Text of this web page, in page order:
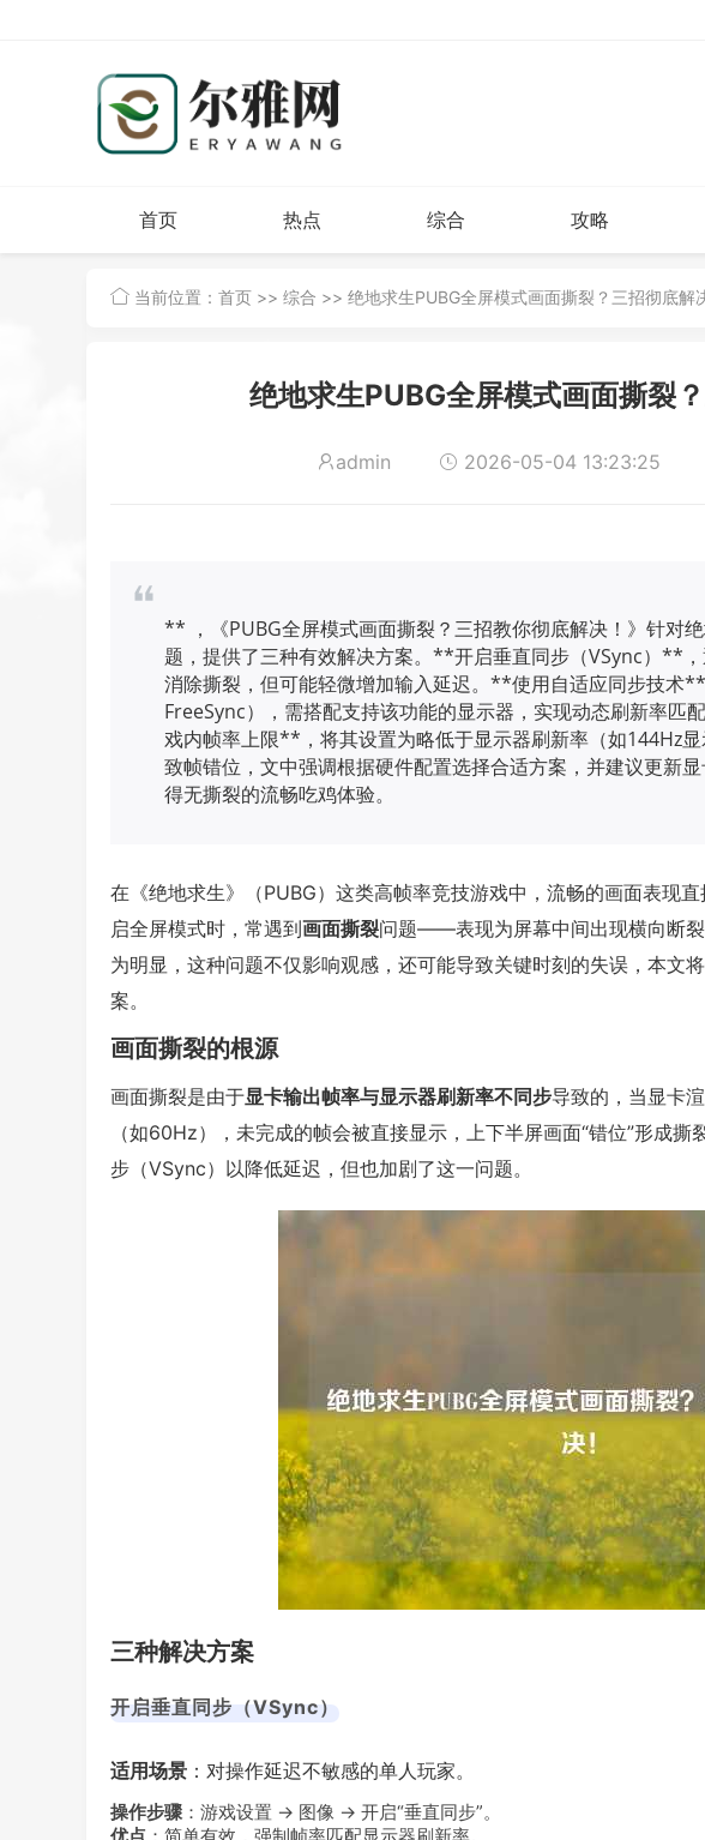
首页 热点 综合 攻略
当前位置： 首页 >> 综合 >> 绝地求生PUBG全屏模式画面撕裂？三招彻底解
绝地求生PUBG全屏模式画面撕裂
admin 2026-05-04 13:23:25
** ，《PUBG全屏模式画面撕裂？三招教你彻底解决！》针对
题，提供了三种有效解决方案。**开启垂直同步（VSync）**
消除撕裂，但可能轻微增加输入延迟。**使用自适应同步技术
FreeSync），需搭配支持该功能的显示器，实现动态刷新率匹
戏内帧率上限**，将其设置为略低于显示器刷新率（如144Hz
致帧错位，文中强调根据硬件配置选择合适方案，并建议更新
得无撕裂的流畅吃鸡体验。
在《绝地求生》（PUBG）这类高帧率竞技游戏中，流畅的画面表现
启全屏模式时，常遇到画面撕裂问题——表现为屏幕中间出现横向断
为明显，这种问题不仅影响观感，还可能导致关键时刻的失误，本文
案。
画面撕裂的根源
画面撕裂是由于显卡输出帧率与显示器刷新率不同步导致的，当显卡
（如60Hz），未完成的帧会被直接显示，上下半屏画面“错位”形成
步（VSync）以降低延迟，但也加剧了这一问题。
三种解决方案
开启垂直同步（VSync）
适用场景 ：对操作延迟不敏感的单人玩家。
操作步骤 ：游戏设置 → 图像 → 开启“垂直同步”。